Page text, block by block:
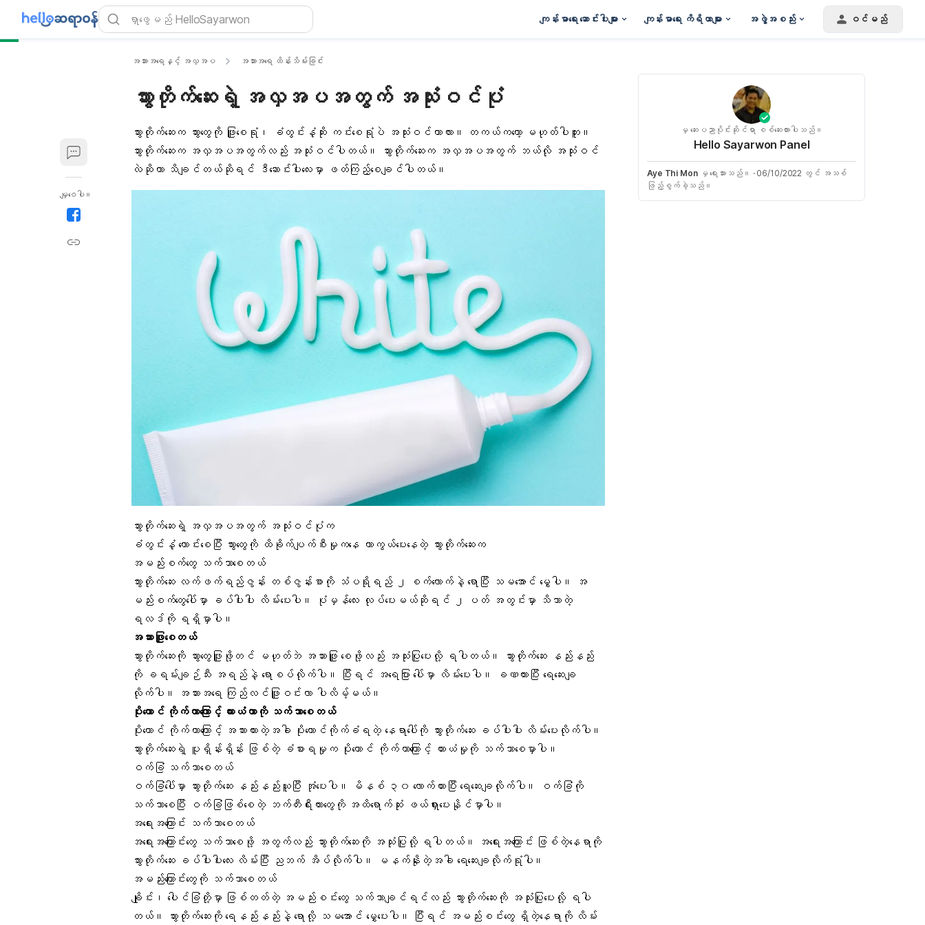
ကျန်းမာရေး ဆောင်းပါးများ ကျန်းမာရေး ကိရိယာများ အဖွဲ့အစည်း ဝင်မည်
မျှဝေပါ။
အသားအရေနှင့် အလှအပ အသားအရေ ထိန်းသိမ်းခြင်း
သွားတိုက်ဆေးရဲ့ အလှအပအတွက် အသုံးဝင်ပုံ
သွားတိုက်ဆေးက သွားတွေကို ဖြူစေရုံ၊ ခံတွင်းနံ့ဆိုးကင်းစေရုံပဲ အသုံးဝင်တာလား။ တကယ်ကတော့ မဟုတ်ပါဘူး။
သွားတိုက်ဆေးက အလှအပအတွက်လည်း အသုံးဝင်ပါတယ်။ သွားတိုက်ဆေးက အလှအပ အတွက် ဘယ်လို အသုံးဝင်
လဲဆိုတာ သိချင်တယ်ဆိုရင် ဒီဆောင်းပါးလေးမှာ ဖတ်ကြည့်စေချင်ပါတယ်။
သွားတိုက်ဆေးရဲ့ အလှအပအတွက် အသုံးဝင်ပုံက
ခံတွင်းနံ့ကောင်းစေပြီး သွားတွေကို ထိခိုက်ပျက်စီးမှုကနေ ကာကွယ်ပေးနေတဲ့ သွားတိုက်ဆေးက
အမည်းစက်တွေ သက်သာစေတယ်
သွားတိုက်ဆေး လက်ဖက်ရည်ဇွန်း တစ်ဇွန်းစာကို သံပရိုရည်၂ စက်လောက်နဲ့ ရောပြီး သမအောင် မွှေပါ။ အ
မည်းစက်တွေပေါ်မှာ ခပ်ပါးပါး လိမ်းပေးပါ။ ပုံမှန်လေး လုပ်ပေးမယ်ဆိုရင် ၂ ပတ် အတွင်းမှာ သိသာတဲ့
ရလဒ်ကို ရရှိမှာပါ။
အသားဖြူစေတယ်
သွားတိုက်ဆေးကို သွားတွေဖြူဖို့တင် မဟုတ်ဘဲ အသားဖြူ စေဖို့လည်း အသုံးပြုပေးလို့ ရပါတယ်။ သွားတိုက်ဆေး နည်းနည်း
ကို ခရမ်းချဉ်သီးအရည်နဲ့ ရောစပ်လိုက်ပါ။ ပြီးရင် အရေပြား ပေါ်မှာ လိမ်းပေးပါ။ ခဏထားပြီး ရေဆေးချ
လိုက်ပါ။
အသားအရေ ကြည်လင်ဖြူဝင်းလာ ပါလိမ့်မယ်။
ပိုးကောင် ကိုက်တာကြောင့် ယားယံတာကို သက်သာစေတယ်
ပိုးကောင် ကိုက်တာကြောင့် အသားယားတဲ့အခါ ပိုးကောင်ကိုက်ခံရတဲ့ နေရာပေါ်ကို သွားတိုက်ဆေး ခပ်ပါးပါး လိမ်းပေးလိုက်ပါ။
သွားတိုက်ဆေးရဲ့ ပူရှိန်းရှိန်း ဖြစ်တဲ့ ခံစားရမှုက ပိုးကောင် ကိုက်တာကြောင့် ယားယံမှု ကို သက်သာစေမှာပါ။
ဝက်ခြံသက်သာစေတယ်
ဝက်ခြံပေါ်မှာ သွားတိုက်ဆေး နည်းနည်းယူပြီး အုံပေးပါ။ မိနစ် ၃၀ လောက်ထားပြီး ရေဆေးချလိုက်ပါ။ ဝက်ခြံကို
သက်သာစေပြီး ဝက်ခြံဖြစ်စေတဲ့ ဘက်တီးရီးယားတွေကို အထိရောက်ဆုံး ဖယ်ရှားပေးနိုင်မှာပါ။
အရေးအကြောင်း သက်သာစေတယ်
အရေးအကြောင်းတွေ သက်သာစေဖို့ အတွက်လည်း သွားတိုက်ဆေးကို အသုံးပြုလို့ ရပါတယ်။ အရေးအကြောင်း ဖြစ်တဲ့နေရာကို
သွားတိုက်ဆေး ခပ်ပါးပါးလေး လိမ်းပြီး ညဘက် အိပ်လိုက်ပါ။ မနက်နိုးတဲ့အခါ ရေဆေးချလိုက်ရုံပါ။
အမည်းကြောင်းတွေ ကို သက်သာစေတယ်
ချိုင်း၊ ပေါင်ခြံတို့မှာ ဖြစ်တတ်တဲ့ အမည်းစင်းတွေ သက်သာချင်ရင်လည်း သွားတိုက်ဆေးကို အသုံးပြုပေးလို့ ရပါ
တယ်။ သွားတိုက်ဆေးကို ရေနည်းနည်းနဲ့ ရောလို့ သမအောင် မွှေပေးပါ။ ​ပြီးရင် အမည်းစင်းတွေ ရှိတဲ့နေရာကို လိမ်း
မှ ဆေးပညာပိုင်းဆိုင်ရာ စစ်ဆေးထားပါသည်။
Hello Sayarwon Panel
Aye Thi Monမှ ရေးသားသည်။ · 06/10/2022 တွင် အသစ်
ဖြည့်စွက်ခဲ့သည်။